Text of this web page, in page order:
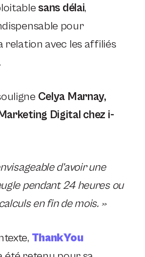
sans délai,
pour
relation avec les affiliés
Celya Marnay,
Digital chez i-
d’avoir une
pendant 24 heures ou
en fin de mois. »
ThankYou